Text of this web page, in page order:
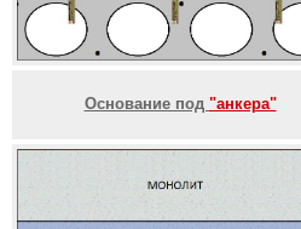
Основание под "анкера"